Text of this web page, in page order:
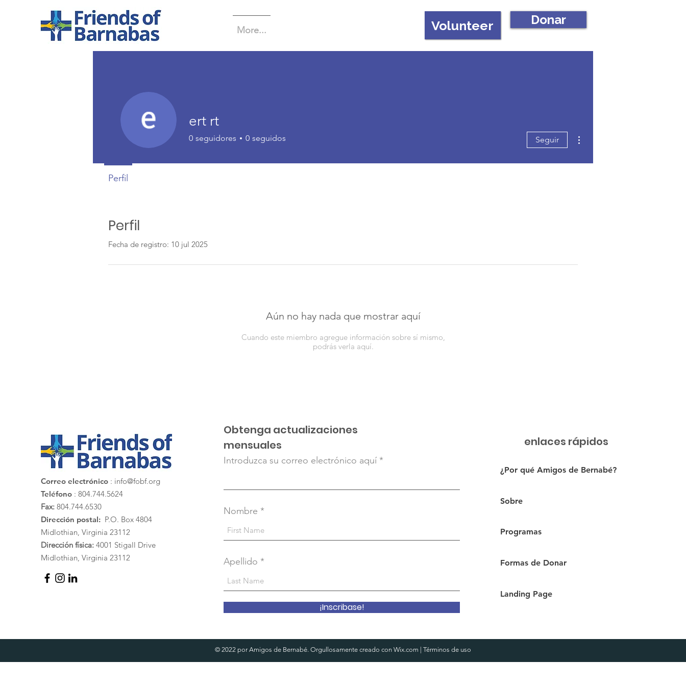
More... Volunteer Donar
Perfil
Fecha de registro: 10 jul 2025
Aún no hay nada que mostrar aquí
Cuando este miembro agregue información sobre sí mismo,
podrás verla aquí.
ert rt
0 seguidores 0 seguidos Seguir
Perfil
Correo electrónico : info@fobf.org
Teléfono : 804.744.5624
Fax: 804.744.6530
Dirección postal: P.O. Box 4804
Midlothian, Virginia 23112
Dirección física: 4001 Stigall Drive
Midlothian, Virginia 23112
Obtenga actualizaciones
mensuales
Introduzca su correo electrónico aquí
Nombre
Apellido
¡Inscribase!
enlaces rápidos
¿Por qué Amigos de Bernabé?
Sobre
Programas
Formas de Donar
Landing Page
© 2022 por Amigos de Bernabé. Orgullosamente creado con Wix.com Términos de uso